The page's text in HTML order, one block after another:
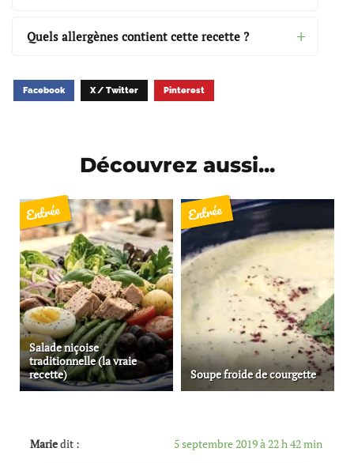
Quels allergènes contient cette recette ?
Facebook X / Twitter Pinterest
Découvrez aussi...
Entrée
Salade niçoise
traditionnelle (la vraie
recette)
Entrée
Soupe froide de courgette
Mariedit : 5 septembre 2019 à 22 h 42 min